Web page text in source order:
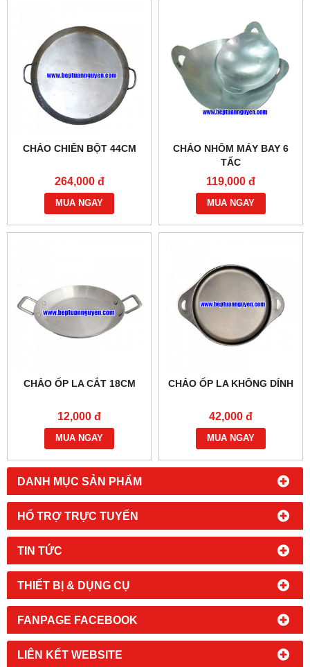
DANH MỤC SẢN PHẨM
HỔ TRỢ TRỰC TUYẾN
TIN TỨC
THIẾT BỊ & DỤNG CỤ
FANPAGE FACEBOOK
LIÊN KẾT WEBSITE
CHẢO CHIÊN BỘT 44CM
264,000 đ
MUA NGAY
CHẢO NHÔM MÁY BAY 6
TẤC
119,000 đ
MUA NGAY
CHẢO ỐP LA CẮT 18CM
12,000 đ
MUA NGAY
CHẢO ỐP LA KHÔNG DÍNH
42,000 đ
MUA NGAY